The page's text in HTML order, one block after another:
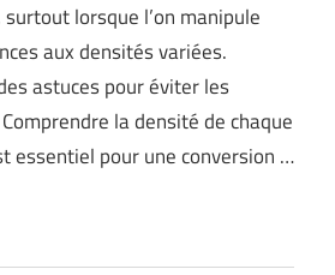
lorsque l’on manipule
aux densités variées.
astuces pour éviter les
la densité de chaque
essentiel pour une conversion …